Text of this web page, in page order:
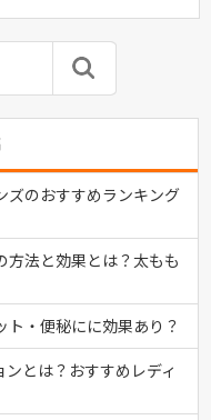
ズのおすすめランキング
方法と効果とは？太もも
・便秘にに効果あり？
ンとは？おすすめレディ